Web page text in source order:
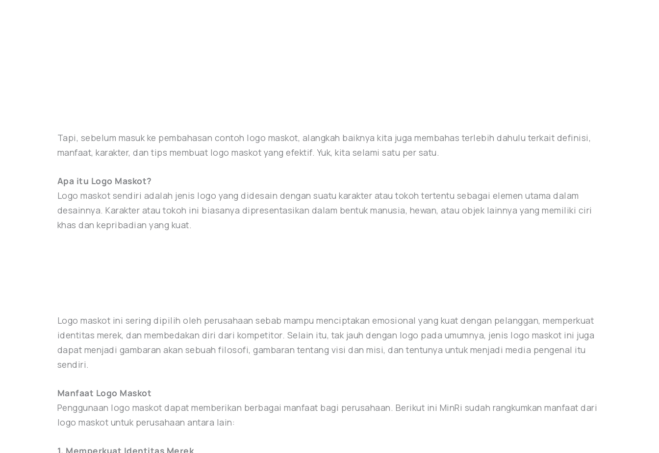
Tapi, sebelum masuk ke pembahasan contoh logo maskot, alangkah baiknya kita juga membahas terlebih dahulu terkait definisi,
manfaat, karakter, dan tips membuat logo maskot yang efektif. Yuk, kita selami satu per satu.
Apa itu Logo Maskot?
Logo maskot sendiri adalah jenis logo yang didesain dengan suatu karakter atau tokoh tertentu sebagai elemen utama dalam
desainnya. Karakter atau tokoh ini biasanya dipresentasikan dalam bentuk manusia, hewan, atau objek lainnya yang memiliki ciri
khas dan kepribadian yang kuat.
Logo maskot ini sering dipilih oleh perusahaan sebab mampu menciptakan emosional yang kuat dengan pelanggan, memperkuat
identitas merek, dan membedakan diri dari kompetitor. Selain itu, tak jauh dengan logo pada umumnya, jenis logo maskot ini juga
dapat menjadi gambaran akan sebuah filosofi, gambaran tentang visi dan misi, dan tentunya untuk menjadi media pengenal itu
sendiri.
Manfaat Logo Maskot
Penggunaan logo maskot dapat memberikan berbagai manfaat bagi perusahaan. Berikut ini MinRi sudah rangkumkan manfaat dari
logo maskot untuk perusahaan antara lain: